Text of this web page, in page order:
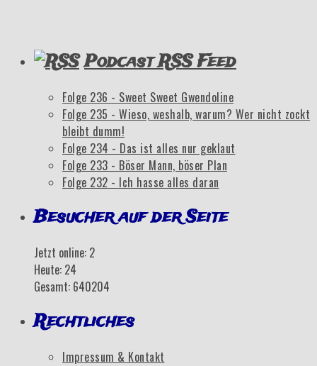
Podcast RSS Feed
Folge 236 - Sweet Sweet Gwendoline
Folge 235 - Wieso, weshalb, warum? Wer nicht zockt
bleibt dumm!
Folge 234 - Das ist alles nur geklaut
Folge 233 - Böser Mann, böser Plan
Folge 232 - Ich hasse alles daran
Besucher auf der Seite
Jetzt online: 2
Heute: 24
Gesamt: 640204
Rechtliches
Impressum & Kontakt